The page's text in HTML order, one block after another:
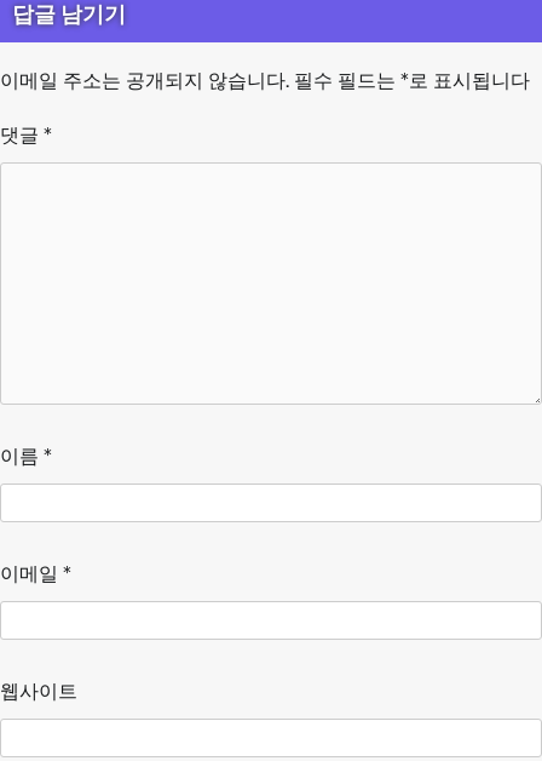
답글 남기기
이메일 주소는 공개되지 않습니다. 필수 필드는 *로 표시됩니다
댓글 *
이름 *
이메일 *
웹사이트